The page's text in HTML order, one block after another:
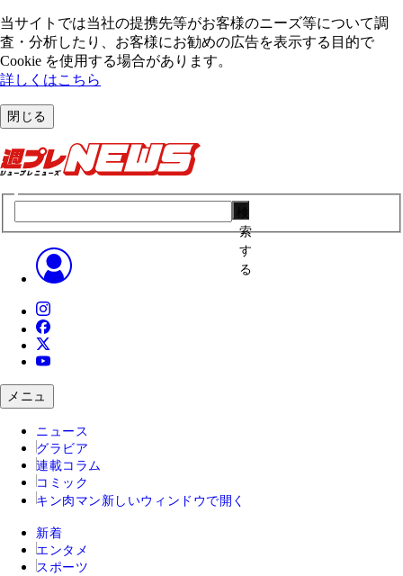
当サイトでは当社の提携先等がお客様のニーズ等について調
査・分析したり、お客様にお勧めの広告を表⽰する⽬的で
Cookie を使⽤する場合があります。
詳しくはこちら
閉じる
索
す
る
メニュ
ニュース
グラビア
連載コラム
コミック
キン肉マン 新しいウィンドウで開く
新着
エンタメ
スポーツ